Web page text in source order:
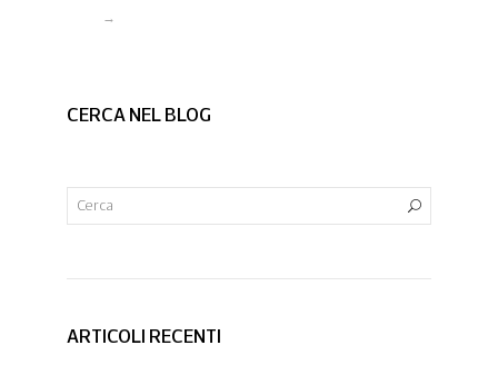
→
CERCA NEL BLOG
ARTICOLI RECENTI